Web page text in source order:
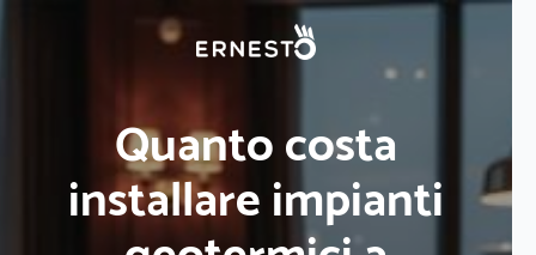
Quanto costa
installare impianti